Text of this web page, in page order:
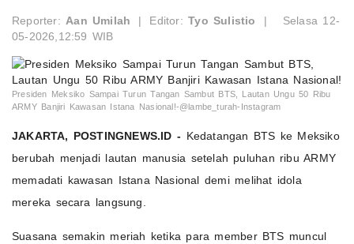
Reporter:Aan Umilah | Editor:Tyo Sulistio |
Selasa 12-
05-2026,12:59 WIB
Presiden Meksiko Sampai Turun Tangan Sambut BTS, Lautan Ungu 50 Ribu
ARMY Banjiri Kawasan Istana Nasional!-@lambe_turah-Instagram
JAKARTA, POSTINGNEWS.ID - Kedatangan BTS ke Meksiko
berubah menjadi lautan manusia setelah puluhan ribu ARMY
memadati kawasan Istana Nasional demi melihat idola
mereka secara langsung.
Suasana semakin meriah ketika para member BTS muncul